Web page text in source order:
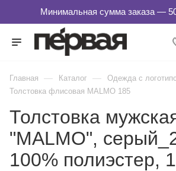
Главная — Каталог — Одежда с
Толстовка флисовая MALMO 185
Толстовка
"MALMO",
100% полиэстер,